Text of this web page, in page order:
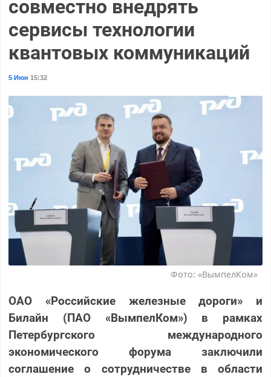
совместно внедрять
сервисы технологии
квантовых коммуникаций
5 Июн 15:32
Фото: «ВымпелКом»
ОАО «Российские железные дороги» и
Билайн (ПАО «ВымпелКом») в рамках
Петербургского международного
экономического форума заключили
соглашение о сотрудничестве в области